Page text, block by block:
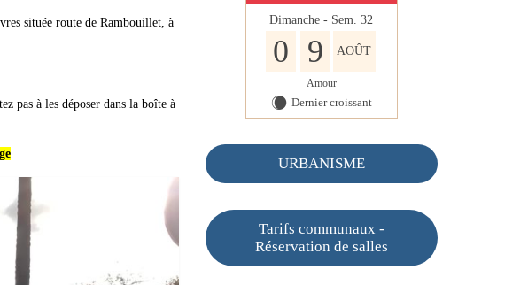
située route de Rambouillet, à
pas à les déposer dans la boîte à
Dimanche - Sem. 32
0 9 AOÛT
Amour
X Dernier croissant
URBANISME
Tarifs communaux -
Réservation de salles